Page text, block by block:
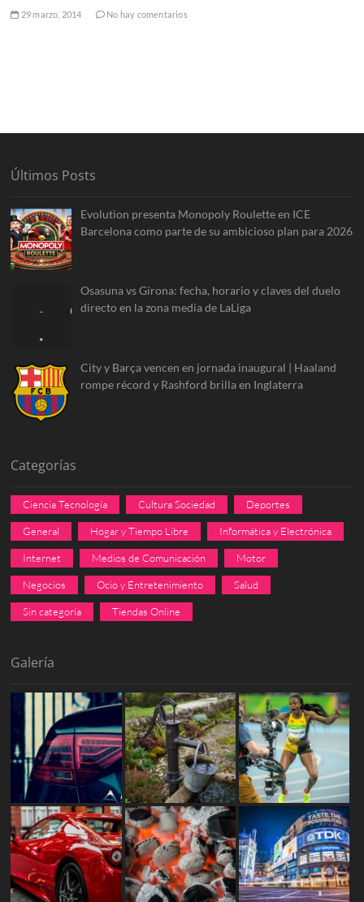
29 marzo, 2014 No hay comentarios
Últimos Posts
Evolution presenta Monopoly Roulette en ICE
Barcelona como parte de su ambicioso plan para 2026
Osasuna vs Girona: fecha, horario y claves del duelo
directo en la zona media de LaLiga
City y Barça vencen en jornada inaugural | Haaland
rompe récord y Rashford brilla en Inglaterra
Categorías
Ciencia Tecnología Cultura Sociedad Deportes
General Hogar y Tiempo Libre Informática y Electrónica
Internet Medios de Comunicación Motor
Negocios Ocio y Entretenimiento Salud
Sin categoría Tiendas Online
Galería